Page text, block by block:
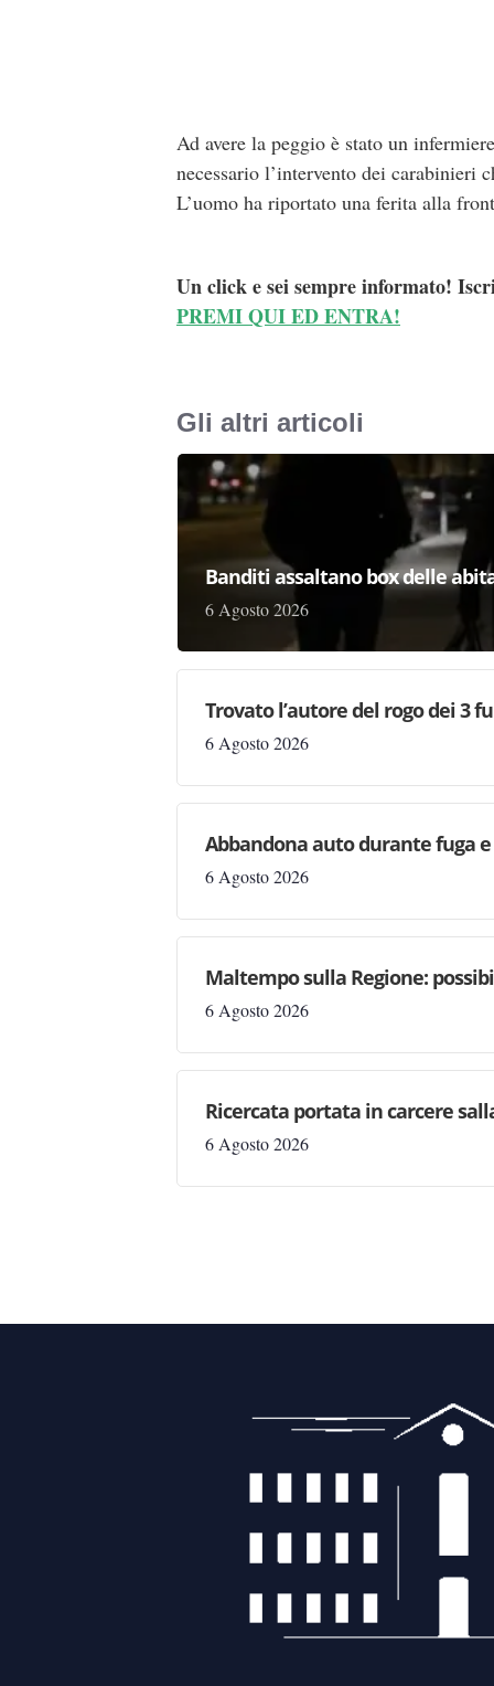
Ad avere la peggio è stato un
necessario l’intervento dei carabinieri
L’uomo ha riportato una ferita alla
Un click e sei sempre informato!
PREMI QUI ED ENTRA!
Gli altri articoli
Banditi assaltano box delle
6 Agosto 2026
Trovato l’autore del rogo dei 3
6 Agosto 2026
Abbandona auto durante fuga
6 Agosto 2026
Maltempo sulla Regione:
6 Agosto 2026
Ricercata portata in carcere
6 Agosto 2026